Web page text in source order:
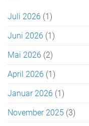
Juli 2026 (1)
Juni 2026 (1)
Mai 2026 (2)
April 2026 (1)
Januar 2026 (1)
November 2025 (3)